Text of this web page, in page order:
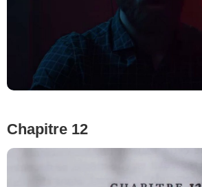
Chapitre 12